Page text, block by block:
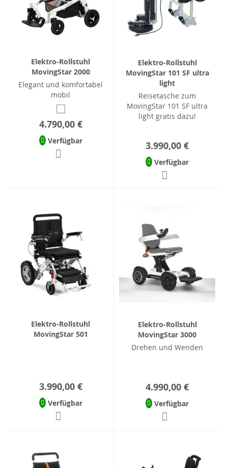
Elektro-Rollstuhl
MovingStar 2000
Elegant und komfortabel
mobil
4.790,00 €
Verfügbar
Elektro-Rollstuhl
MovingStar 101 SF ultra
light
Reisetasche zum
MovingStar 101 SF ultra
light gratis dazu!
3.990,00 €
Verfügbar
Elektro-Rollstuhl
MovingStar 501
3.990,00 €
Verfügbar
Elektro-Rollstuhl
MovingStar 3000
Drehen und Wenden
4.990,00 €
Verfügbar